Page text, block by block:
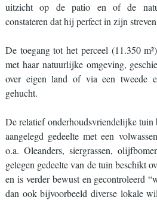
uitzicht op de patio en of de
constateren dat hij perfect in zijn
De toegang tot het perceel (11.350
met haar natuurlijke omgeving,
over eigen land of via een tweede
gehucht.
De relatief onderhoudsvriendelijke tuin
aangelegd gedeelte met een
o.a. Oleanders, siergrassen,
gelegen gedeelte van de tuin beschikt
en is verder bewust en gecontroleerd
dan ook bijvoorbeeld diverse lokale